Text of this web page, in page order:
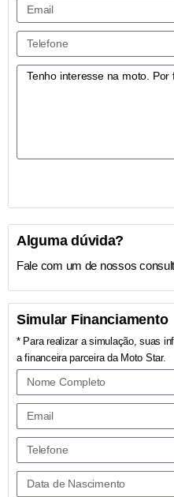
Simular Financiamento
* Para realizar a simulação, suas
a financeira parceira da Moto Star.
Alguma dúvida?
Fale com um de nossos